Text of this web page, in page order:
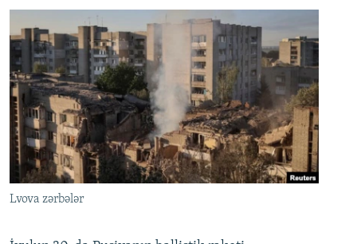
Lvova zərbələr